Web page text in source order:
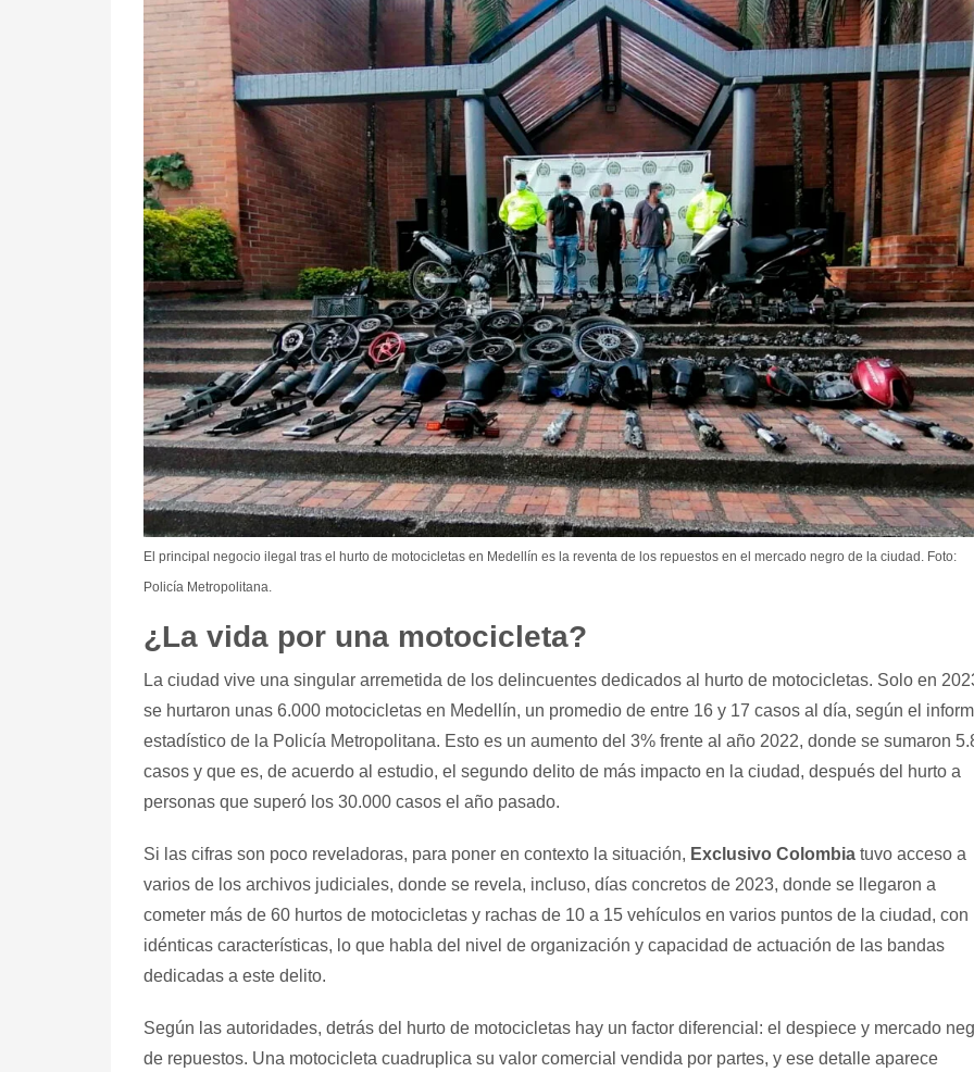
El principal negocio ilegal tras el hurto de motocicletas en Medellín es la reventa de los repuestos en el mercado negro de la ciudad. Foto:
Policía Metropolitana.
¿La vida por una motocicleta?
La ciudad vive una singular arremetida de los delincuentes dedicados al hurto de motocicletas. Solo en
se hurtaron unas 6.000 motocicletas en Medellín, un promedio de entre 16 y 17 casos al día, según el
estadístico de la Policía Metropolitana. Esto es un aumento del 3% frente al año 2022, donde se sumaron
casos y que es, de acuerdo al estudio, el segundo delito de más impacto en la ciudad, después del hurto a
personas que superó los 30.000 casos el año pasado.
Si las cifras son poco reveladoras, para poner en contexto la situación, Exclusivo Colombia tuvo acceso a
varios de los archivos judiciales, donde se revela, incluso, días concretos de 2023, donde se llegaron a
cometer más de 60 hurtos de motocicletas y rachas de 10 a 15 vehículos en varios puntos de la ciudad, con
idénticas características, lo que habla del nivel de organización y capacidad de actuación de las bandas
dedicadas a este delito.
Según las autoridades, detrás del hurto de motocicletas hay un factor diferencial: el despiece y mercado
de repuestos. Una motocicleta cuadruplica su valor comercial vendida por partes, y ese detalle aparece